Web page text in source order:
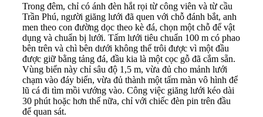
Trong đêm, chỉ có ánh đèn hắt rọi từ công viên và từ cầu
Trần Phú, người giăng lưới đã quen với chỗ đánh bắt, anh
men theo con đường dọc theo kè đá, chọn một chỗ để vật
dụng và chuẩn bị lưới. Tấm lưới tiêu chuẩn 100 m có phao
bên trên và chì bên dưới không thể trôi được vì một đầu
được giữ bằng tảng đá, đầu kia là một cọc gỗ đã cắm sẵn.
Vùng biển này chỉ sâu độ 1,5 m, vừa đủ cho mảnh lưới
chạm vào đáy biển, vừa đủ thành một tấm màn vô hình để
lũ cá đi tìm mồi vướng vào. Công việc giăng lưới kéo dài
30 phút hoặc hơn thế nữa, chỉ với chiếc đèn pin trên đầu
để quan sát.